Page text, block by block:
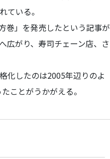
ている。
巻」を発売したという記事が
広がり、寿司チェーン店、さ
化したのは2005年辺りのよ
ことがうかがえる。